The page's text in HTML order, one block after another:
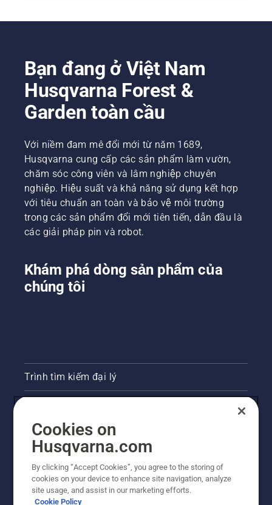
Bạn đang ở Việt Nam
Husqvarna Forest &
Garden toàn cầu
Với niềm đam mê đổi mới từ năm 1689,
Husqvarna cung cấp các sản phẩm làm vườn,
chăm sóc công viên và lâm nghiệp chuyên
nghiệp. Hiệu suất và khả năng sử dụng kết hợp
với tiêu chuẩn an toàn và bảo vệ môi trường
trong các sản phẩm đổi mới tiên tiến, dẫn đầu là
các giải pháp pin và robot.
Khám phá dòng sản phẩm của
chúng tôi
Trình tìm kiếm đại lý
Phòng họp báo
Trang web Husqvarna khác
Cookies on
Husqvarna.com
By clicking “Accept Cookies”, you agree to the storing of
cookies on your device to enhance site navigation, analyze
site usage, and assist in our marketing efforts.
Cookie Policy